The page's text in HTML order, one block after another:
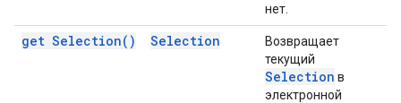
нет.
get Selection( ) Selection
Возвращает
текущий
Selection в
электронной